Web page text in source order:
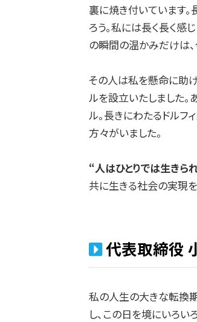
裏に焼き付いています
ろう。私には長く長く感
の瞬間の温かみだけは、
その人は私を懸命に助け
ルを設立いたしました。
ル。長きにわたるドルフ
方々がいました。
“人はひとりでは生きら
共に生きる社会の実現を
代表取締役
私の人生の大きな転換
し、この日を境にいろ